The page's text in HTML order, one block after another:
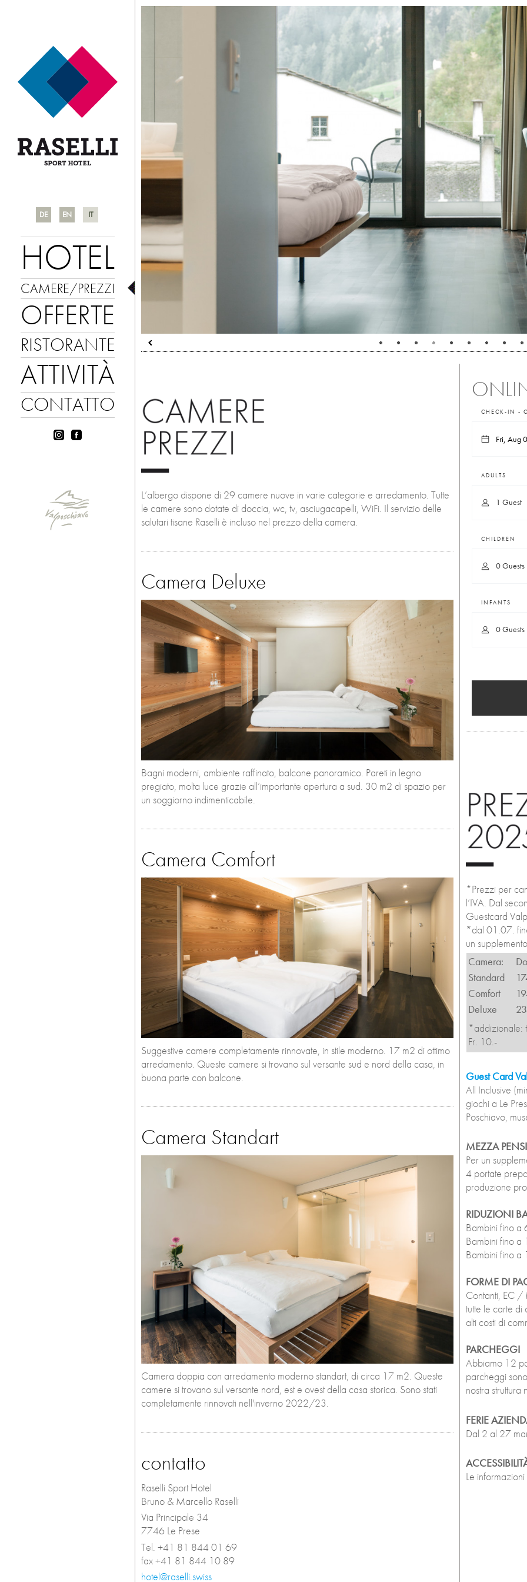
DE EN IT
HOTEL
CAMERE/PREZZI
OFFERTE
RISTORANTE
ATTIVITÀ
CONTATTO
L’albergo dispone di 29 camere nuove in varie categorie e arredamento. Tutte
le camere sono dotate di doccia, wc, tv, asciugacapelli, WiFi. Il servizio delle
salutari tisane Raselli è incluso nel prezzo della camera.
Camera Deluxe
Bagni moderni, ambiente raffinato, balcone panoramico. Pareti in legno
pregiato, molta luce grazie all’importante apertura a sud. 30 m2 di spazio per
un soggiorno indimenticabile.
Camera Comfort
Suggestive camere completamente rinnovate, in stile moderno. 17 m2 di ottimo
arredamento. Queste camere si trovano sul versante sud e nord della casa, in
buona parte con balcone.
Camera Standart
Camera doppia con arredamento moderno standart, di circa 17 m2. Queste
camere si trovano sul versante nord, est e ovest della casa storica. Sono stati
completamente rinnovati nell'inverno 2022/23.
contatto
Raselli Sport Hotel
Bruno & Marcello Raselli
Via Principale 34
7746 Le Prese
Tel. +41 81 844 01 69
fax +41 81 844 10 89
hotel@raselli.swiss
CHECK-IN -
ADULTS
1 Guest
CHILDREN
0 Guests
INFANTS
0 Guests
*Prezzi per
l’IVA. Dal
Guestcard
*dal 01.07.
un
Camera:
Standard
Comfort
Deluxe
*addizionale:
Fr. 10.-
Guest Card
All Inclusive
giochi a Le
Poschiavo,
MEZZA
Per un
4 portate
produzione
RIDUZIONI
Bambini fino a
Bambini fino a
Bambini fino a
FORME DI
Contanti, EC /
tutte le carte di
alti costi di
PARCHEGGI
Abbiamo 12
parcheggi
nostra
FERIE
Dal 2 al 27
Le